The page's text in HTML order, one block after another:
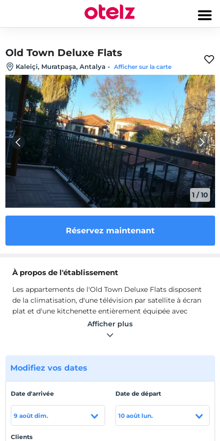
Old Town Deluxe Flats
Kaleiçi, Muratpaşa, Antalya - Afficher sur la carte
1 /10
Réservez maintenant
À propos de l'établissement
Les appartements de l'Old Town Deluxe Flats disposent
de la climatisation, d'une télévision par satellite à écran
plat et d'une kitchenette entièrement équipée avec
réfrigérateur et ustensiles de cuisine. Les chambres
disposent également d'un balcon privé et d'une salle de
installations telles que le service d'achat de billets, le
bureau d'excursions et la location de vélos sont
1,5 km de l'établissement, et le château de Hıdırlık, à
seulement 300 mètres.
Les appartements de l'Old Town Deluxe Flats disposent
Afficher plus
Modifiez vos dates
Date d'arrivée
9 août dim.
Date de départ
10 août lun.
Clients